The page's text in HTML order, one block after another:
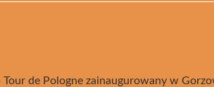
Tour de Pologne zainaugurowany w